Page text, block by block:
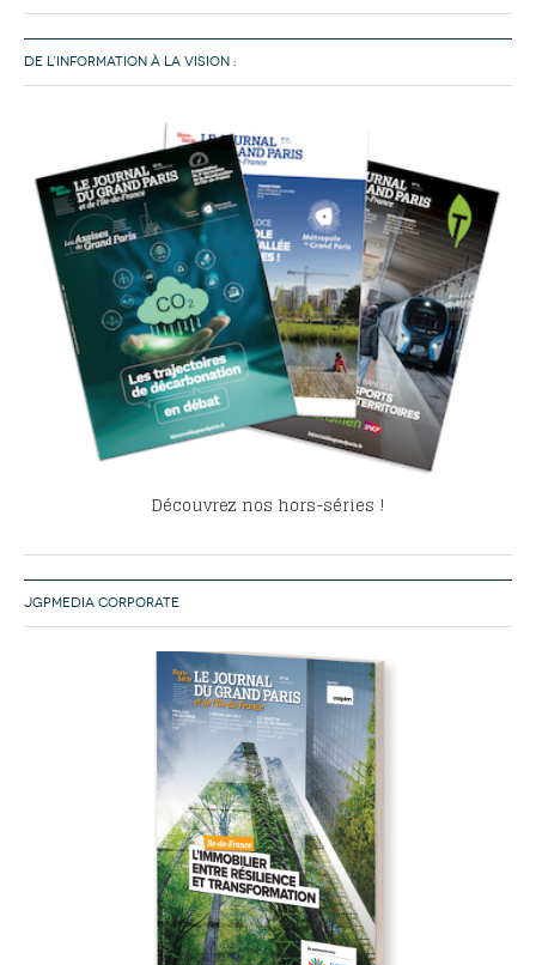
DE L’INFORMATION À LA VISION :
Découvrez nos hors-séries !
JGPMEDIA CORPORATE